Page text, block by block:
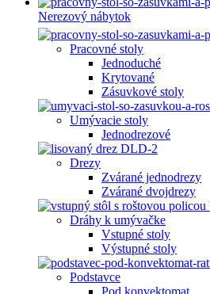
Nerezový nábytok
Pracovné stoly
Jednoduché
Krytované
Zásuvkové stoly
Umývacie stoly
Jednodrezové
Drezy
Zvárané jednodrezy
Zvárané dvojdrezy
Dráhy k umývačke
Vstupné stoly
Výstupné stoly
Podstavce
Pod konvektomat